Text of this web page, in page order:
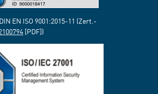
EN ISO 9001:2015-11 (Zert.-
[PDF])